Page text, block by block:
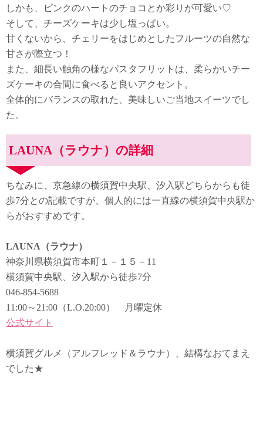
しかも、ピンクのハートのチョコとか彩りが可愛い♡
そして、チーズケーキは少し塩っぱい。
甘くないから、チェリーをはじめとしたフルーツの自然な
甘さが際立つ！
また、細長い触角の様なパスタフリットは、柔らかいチー
ズケーキの合間に食べると良いアクセント。
全体的にバランスの取れた、美味しいご当地スイーツでし
た。
LAUNA（ラウナ）の詳細
ちなみに、京急線の横須賀中央駅、汐入駅どちらからも徒
歩7分との記載ですが、個人的には一直線の横須賀中央駅か
らがおすすめです。
LAUNA（ラウナ）
神奈川県横須賀市本町１－１５－11
横須賀中央駅、汐入駅から徒歩7分
046-854-5688
11:00～21:00（L.O.20:00） 月曜定休
公式サイト
横須賀グルメ（アルフレッド＆ラウナ）、結構なおてまえ
でした★